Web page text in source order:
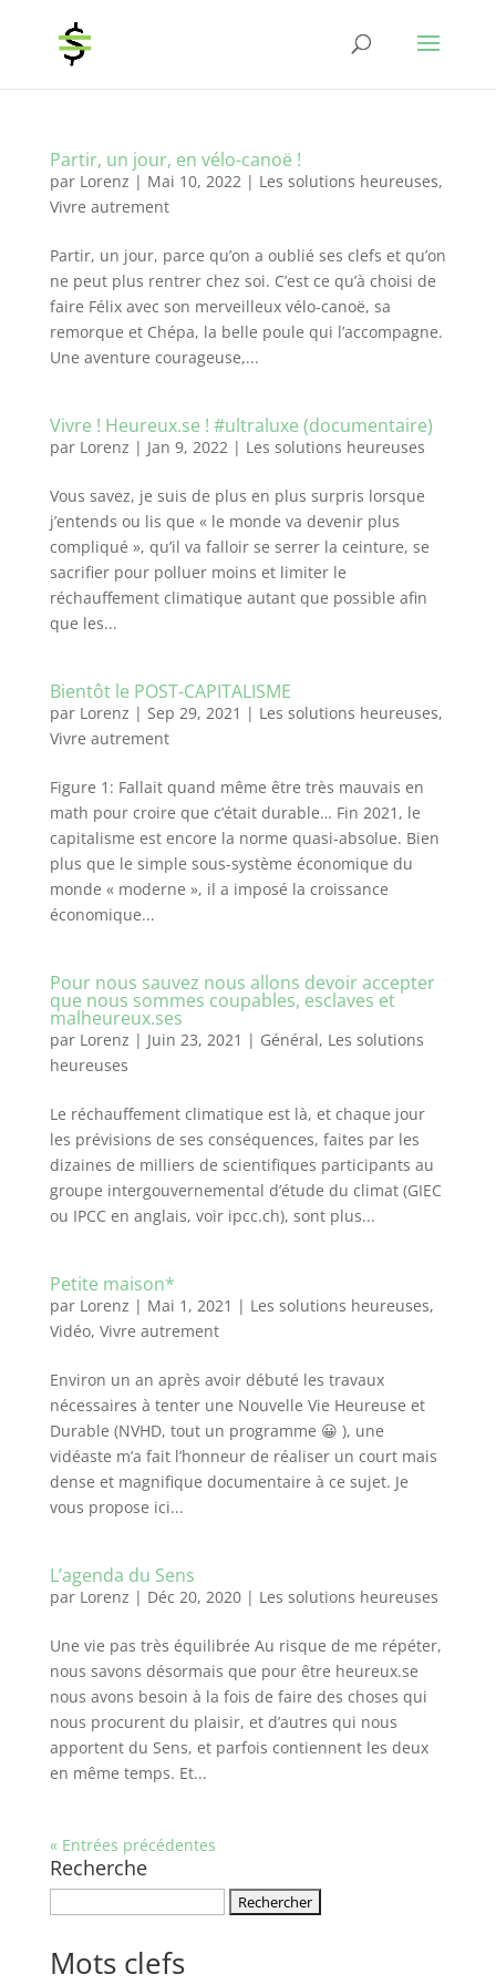
Partir, un jour, en vélo-canoë !
par Lorenz | Mai 10, 2022| Les solutions heureuses,
Vivre autrement
Partir, un jour, parce qu’on a oublié ses clefs et qu’on
ne peut plus rentrer chez soi. C’est ce qu’à choisi de
faire Félix avec son merveilleux vélo-canoë, sa
remorque et Chépa, la belle poule qui l’accompagne.
Une aventure courageuse,...
Vivre ! Heureux.se ! #ultraluxe (documentaire)
par Lorenz | Jan 9, 2022| Les solutions heureuses
Vous savez, je suis de plus en plus surpris lorsque
j’entends ou lis que « le monde va devenir plus
compliqué », qu’il va falloir se serrer la ceinture, se
sacrifier pour polluer moins et limiter le
réchauffement climatique autant que possible afin
que les...
Bientôt le POST-CAPITALISME
par Lorenz | Sep 29, 2021 | Les solutions heureuses,
Vivre autrement
Figure 1: Fallait quand même être très mauvais en
math pour croire que c’était durable… Fin 2021, le
capitalisme est encore la norme quasi-absolue. Bien
plus que le simple sous-système économique du
monde « moderne », il a imposé la croissance
économique...
Pour nous sauvez nous allons devoir accepter
que nous sommes coupables, esclaves et
malheureux.ses
par Lorenz | Juin 23, 2021 | Général, Les solutions
heureuses
Le réchauffement climatique est là, et chaque jour
les prévisions de ses conséquences, faites par les
dizaines de milliers de scientifiques participants au
groupe intergouvernemental d’étude du climat (GIEC
ou IPCC en anglais, voir ipcc.ch), sont plus...
Petite maison*
par Lorenz | Mai 1, 2021 | Les solutions heureuses,
Vidéo, Vivre autrement
Environ un an après avoir débuté les travaux
nécessaires à tenter une Nouvelle Vie Heureuse et
Durable (NVHD, tout un programme 😀 ), une
vidéaste m’a fait l’honneur de réaliser un court mais
dense et magnifique documentaire à ce sujet. Je
vous propose ici...
L’agenda du Sens
par Lorenz | Déc 20, 2020| Les solutions heureuses
Une vie pas très équilibrée Au risque de me répéter,
nous savons désormais que pour être heureux.se
nous avons besoin à la fois de faire des choses qui
nous procurent du plaisir, et d’autres qui nous
apportent du Sens, et parfois contiennent les deux
en même temps. Et...
« Entrées précédentes
Recherche
Mots clefs